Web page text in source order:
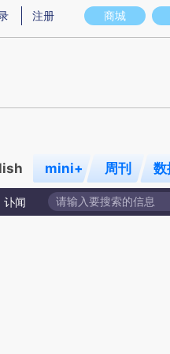
实意图存在偏差。不代表财新观点
商城
注册
mini+ 周刊 数
讣闻